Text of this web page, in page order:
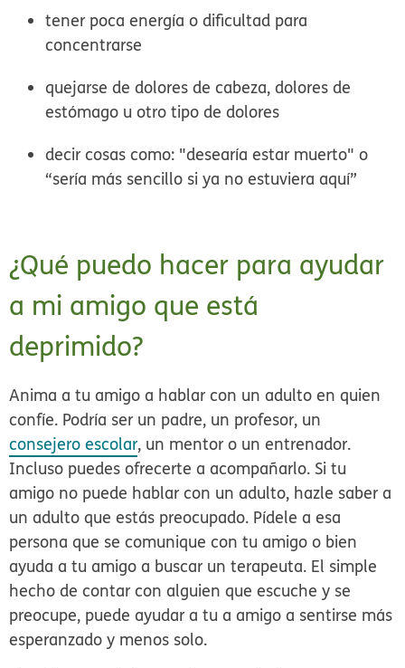
tener poca energía o dificultad para
concentrarse
quejarse de dolores de cabeza, dolores de
estómago u otro tipo de dolores
decir cosas como: "desearía estar muerto" o
“sería más sencillo si ya no estuviera aquí”
¿Qué puedo hacer para ayudar
a mi amigo que está
deprimido?
Anima a tu amigo a hablar con un adulto en quien
confíe. Podría ser un padre, un profesor, un
consejero escolar, un mentor o un entrenador.
Incluso puedes ofrecerte a acompañarlo. Si tu
amigo no puede hablar con un adulto, hazle saber a
un adulto que estás preocupado. Pídele a esa
persona que se comunique con tu amigo o bien
ayuda a tu amigo a buscar un terapeuta. El simple
hecho de contar con alguien que escuche y se
preocupe, puede ayudar a tu a amigo a sentirse más
esperanzado y menos solo.